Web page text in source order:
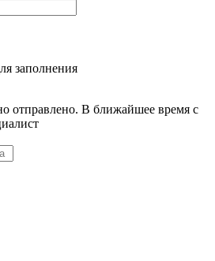
заполнения
отправлено. В ближайшее время с